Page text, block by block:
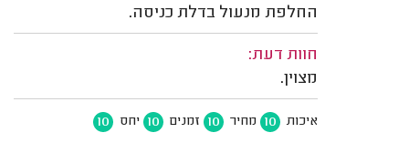
החלפת מנעול בדלת כניסה.
חוות דעת:
מצוין.
איכות 10 מחיר 10 זמנים 10 יחס 10